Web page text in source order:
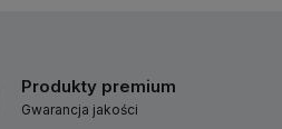
Produkty premium
Gwarancja jakości